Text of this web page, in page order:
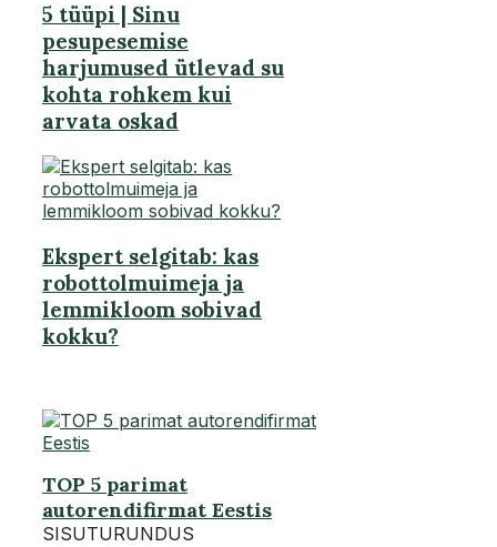
5 tüüpi | Sinu
pesupesemise
harjumused ütlevad su
kohta rohkem kui
arvata oskad
Ekspert selgitab: kas
robottolmuimeja ja
lemmikloom sobivad
kokku?
TOP 5 parimat
autorendifirmat Eestis
SISUTURUNDUS